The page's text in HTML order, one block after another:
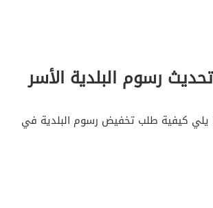
رسوم البلدية الأسر
يلي كيفية طلب تخفيض رسوم البلدية في